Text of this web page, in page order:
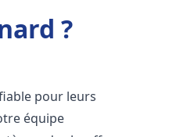
?
pour leurs
équipe